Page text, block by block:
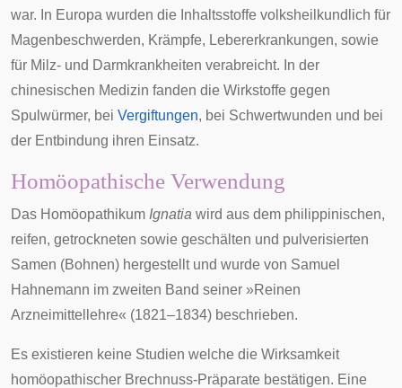
war. In Europa wurden die Inhaltsstoffe volksheilkundlich für
Magenbeschwerden, Krämpfe, Lebererkrankungen, sowie
für Milz- und Darmkrankheiten verabreicht. In der
chinesischen Medizin fanden die Wirkstoffe gegen
Spulwürmer, bei Vergiftungen, bei Schwertwunden und bei
der Entbindung ihren Einsatz.
Homöopathische Verwendung
Das Homöopathikum Ignatia wird aus dem philippinischen,
reifen, getrockneten sowie geschälten und pulverisierten
Samen (Bohnen) hergestellt und wurde von Samuel
Hahnemann im zweiten Band seiner »Reinen
Arzneimittellehre« (1821–1834) beschrieben.
Es existieren keine Studien welche die Wirksamkeit
homöopathischer Brechnuss-Präparate bestätigen. Eine